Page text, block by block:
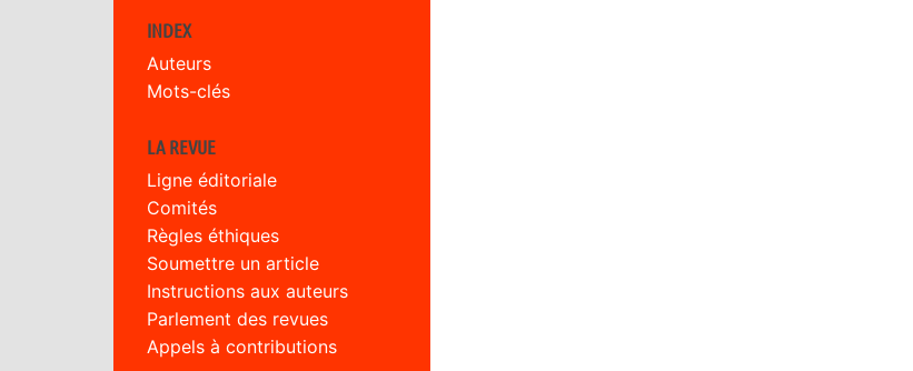
INDEX
Auteurs
Mots-clés
LA REVUE
Ligne éditoriale
Comités
Règles éthiques
Soumettre un article
Instructions aux auteurs
Parlement des revues
Appels à contributions